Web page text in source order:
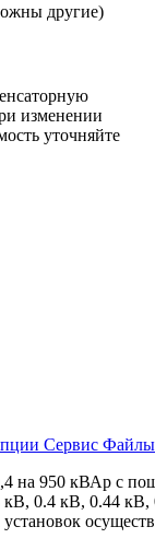
другие)
изменении
уточняйте
Сервис Файлы
на 950 кВАр с
кВ, 0.4 кВ, 0.44